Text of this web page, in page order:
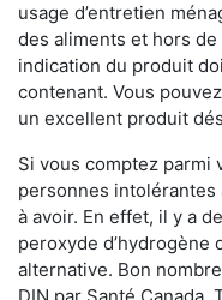
usage d’entretien
des aliments et hors
indication du produit
contenant. Vous
un excellent produit
Si vous comptez parmi
personnes intolérantes
à avoir. En effet, il y a
peroxyde d’hydrogène
alternative. Bon